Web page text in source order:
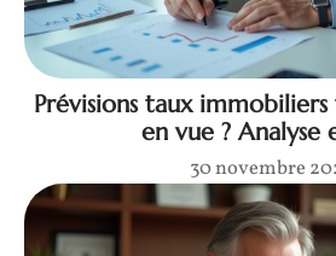
Prévisions taux immobiliers
en vue ? Analyse
30 novembre